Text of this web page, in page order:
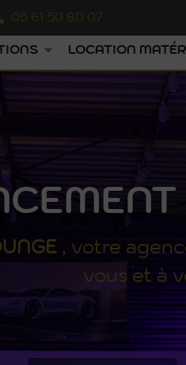
05 61 50 80 07
LOCATION
, votre
vous et à